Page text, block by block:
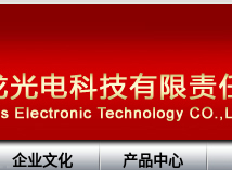
企业文化 产品中心